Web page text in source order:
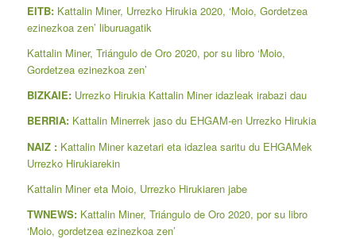
EITB: Kattalin Miner, Urrezko Hirukia 2020, ‘Moio, Gordetzea
ezinezkoa zen’ liburuagatik
Kattalin Miner, Triángulo de Oro 2020, por su libro ‘Moio,
Gordetzea ezinezkoa zen’
BIZKAIE: Urrezko Hirukia Kattalin Miner idazleak irabazi dau
BERRIA: Kattalin Minerrek jaso du EHGAM-en Urrezko Hirukia
NAIZ :Kattalin Miner kazetari eta idazlea saritu du EHGAMek
Urrezko Hirukiarekin
Kattalin Miner eta Moio, Urrezko Hirukiaren jabe
TWNEWS: Kattalin Miner, Triángulo de Oro 2020, por su libro
‘Moio, gordetzea ezinezkoa zen’